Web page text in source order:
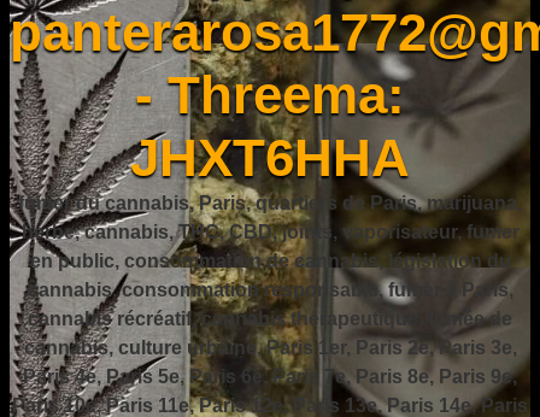
- Threema:
JHXT6HHA
fumer du cannabis, Paris, quartiers de Paris, marijuana,
herbe, cannabis, THC, CBD, joints, vaporisateur, fumer
en public, consommation de cannabis, législation du
cannabis, consommation responsable, fumer à Paris,
cannabis récréatif, cannabis thérapeutique, fumée de
cannabis, culture urbaine, Paris 1er, Paris 2e, Paris 3e,
Paris 4e, Paris 5e, Paris 6e, Paris 7e, Paris 8e, Paris 9e,
Paris 10e, Paris 11e, Paris 12e, Paris 13e, Paris 14e, Paris